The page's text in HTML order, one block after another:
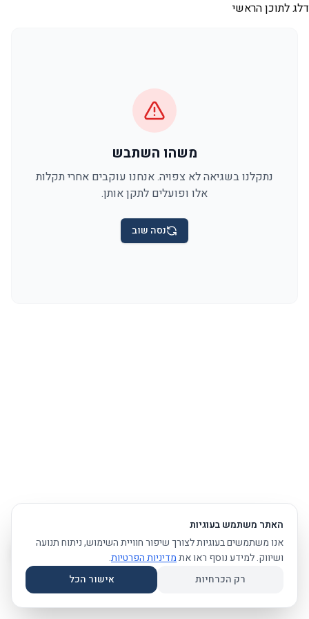
דלג לתוכן הראשי
משהו השתבש
נתקלנו בשגיאה לא צפויה. אנחנו עוקבים אחרי תקלות
אלו ופועלים לתקן אותן.
נסה שוב
האתר משתמש בעוגיות
אנו משתמשים בעוגיות לצורך שיפור חוויית השימוש, ניתוח תנועה
ושיווק. למידע נוסף ראו אתמדיניות הפרטיות.
רק הכרחיות
אישור הכל